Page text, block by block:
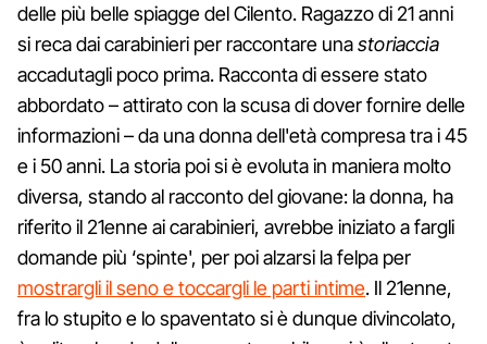
delle più belle spiagge del Cilento. Ragazzo di 21 anni
si reca dai carabinieri per raccontare unastoriaccia
accadutagli poco prima. Racconta di essere stato
abbordato – attirato con la scusa di dover fornire delle
informazioni – da una donna dell'età compresa tra i 45
e i 50 anni. La storia poi si è evoluta in maniera molto
diversa, stando al racconto del giovane: la donna, ha
riferito il 21enne ai carabinieri, avrebbe iniziato a fargli
domande più ‘spinte', per poi alzarsi la felpa per
mostrargli il seno e toccargli le parti intime. Il 21enne,
fra lo stupito e lo spaventato si è dunque divincolato,